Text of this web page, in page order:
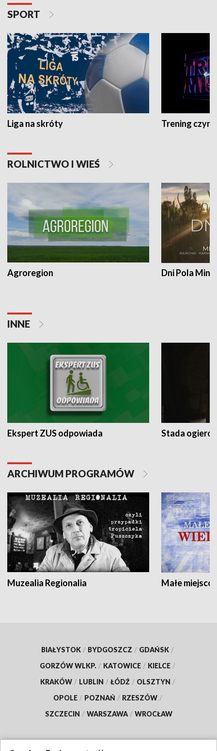
SPORT
Liga na skróty Trening czyni
ROLNICTWO I WIEŚ
Agroregion Dni Pola
INNE
Ekspert ZUS odpowiada Stada
ARCHIWUM PROGRAMÓW
Muzealia Regionalia Małe
BIAŁYSTOK / BYDGOSZCZ / GDAŃSK /
GORZÓW WLKP. / KATOWICE / KIELCE /
KRAKÓW / LUBLIN / ŁÓDŹ / OLSZTYN /
OPOLE / POZNAŃ / RZESZÓW /
SZCZECIN / WARSZAWA / WROCŁAW